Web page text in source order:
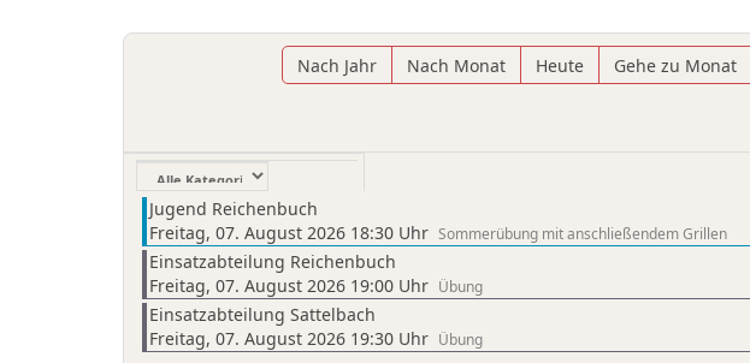
Nach Jahr Nach Monat Heute Gehe zu Monat
Eine Kategorie auswählen um die Liste zu filtern
Jugend Reichenbuch
Freitag, 07. August 2026 18:30 Uhr Sommerübung mit anschließendem Grillen
Einsatzabteilung Reichenbuch
Freitag, 07. August 2026 19:00 Uhr Übung
Einsatzabteilung Sattelbach
Freitag, 07. August 2026 19:30 Uhr Übung